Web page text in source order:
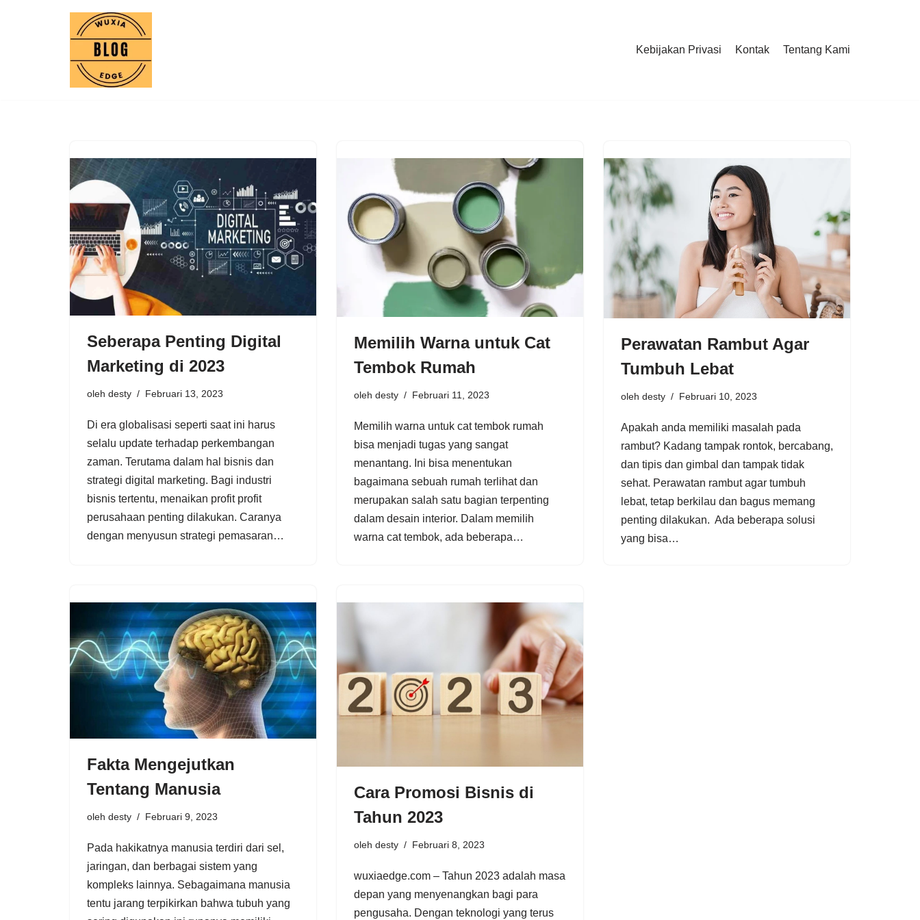
Kebijakan Privasi Kontak Tentang Kami
Seberapa Penting Digital
Marketing di 2023
oleh desty Februari 13, 2023
Di era globalisasi seperti saat ini harus
selalu update terhadap perkembangan
zaman. Terutama dalam hal bisnis dan
strategi digital marketing. Bagi industri
bisnis tertentu, menaikan profit profit
perusahaan penting dilakukan. Caranya
dengan menyusun strategi pemasaran…
Memilih Warna untuk Cat
Tembok Rumah
oleh desty Februari 11, 2023
Memilih warna untuk cat tembok rumah
bisa menjadi tugas yang sangat
menantang. Ini bisa menentukan
bagaimana sebuah rumah terlihat dan
merupakan salah satu bagian terpenting
dalam desain interior. Dalam memilih
warna cat tembok, ada beberapa…
Perawatan Rambut Agar
Tumbuh Lebat
oleh desty Februari 10, 2023
Apakah anda memiliki masalah pada
rambut? Kadang tampak rontok, bercabang,
dan tipis dan gimbal dan tampak tidak
sehat. Perawatan rambut agar tumbuh
lebat, tetap berkilau dan bagus memang
penting dilakukan. Ada beberapa solusi
yang bisa…
Fakta Mengejutkan
Tentang Manusia
oleh desty Februari 9, 2023
Pada hakikatnya manusia terdiri dari sel,
jaringan, dan berbagai sistem yang
kompleks lainnya. Sebagaimana manusia
tentu jarang terpikirkan bahwa tubuh yang
Cara Promosi Bisnis di
Tahun 2023
oleh desty Februari 8, 2023
wuxiaedge.com – Tahun 2023 adalah masa
depan yang menyenangkan bagi para
pengusaha. Dengan teknologi yang terus